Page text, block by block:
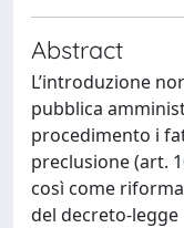
Abstract
L’introduzione
pubblica
procedimento i
preclusione (art.
così come
del decreto-legge